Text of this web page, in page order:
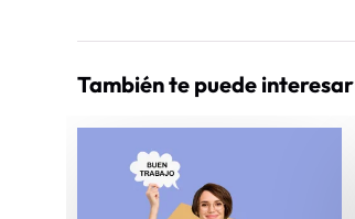
También te puede interesar